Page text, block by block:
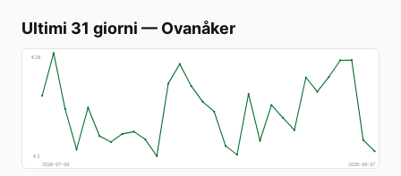
Ultimi 31 giorni — Ovanåker
€28
€3
2026-07-09
2026-08-07